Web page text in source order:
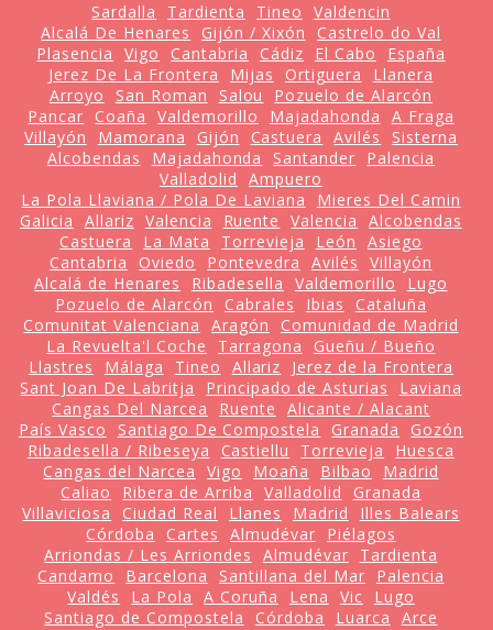
Sardalla Tardienta Tineo
Valdencin
Alcalá De Henares
Gijón / Xixón
Castrelo do Val
Plasencia
Vigo Cantabria Cádiz El Cabo
España
Jerez De La Frontera
Mijas Ortiguera
Llanera
Arroyo
San Roman Salou
Pozuelo de Alarcón
Pancar
Coaña Valdemorillo Majadahonda
A Fraga
Villayón
Mamorana Gijón Castuera Avilés
Sisterna
Alcobendas
Majadahonda Santander
Palencia
Valladolid
Ampuero
La Pola Llaviana / Pola De Laviana
Mieres Del Camin
Galicia
Allariz Valencia Ruente Valencia
Alcobendas
Castuera
La Mata Torrevieja León
Asiego
Cantabria
Oviedo Pontevedra Avilés
Villayón
Alcalá de Henares
Ribadesella Valdemorillo
Lugo
Pozuelo de Alarcón
Cabrales Ibias
Cataluña
Comunitat Valenciana
Aragón
Comunidad de Madrid
La Revuelta'l Coche
Tarragona
Gueñu / Bueño
Llastres
Málaga Tineo Allariz
Jerez de la Frontera
Sant Joan De Labritja
Principado de Asturias
Laviana
Cangas Del Narcea
Ruente
Alicante / Alacant
País Vasco
Santiago De Compostela Granada
Gozón
Ribadesella / Ribeseya
Castiellu Torrevieja
Huesca
Cangas del Narcea
Vigo Moaña Bilbao
Madrid
Caliao
Ribera de Arriba Valladolid
Granada
Villaviciosa
Ciudad Real Llanes Madrid
Illes Balears
Córdoba
Cartes Almudévar
Piélagos
Arriondas / Les Arriondes
Almudévar
Tardienta
Candamo
Barcelona Santillana del Mar
Palencia
Valdés
La Pola A Coruña Lena Vic
Lugo
Santiago de Compostela
Córdoba Luarca
Arce